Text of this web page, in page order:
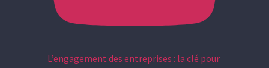
L’engagement des entreprises : la clé pour